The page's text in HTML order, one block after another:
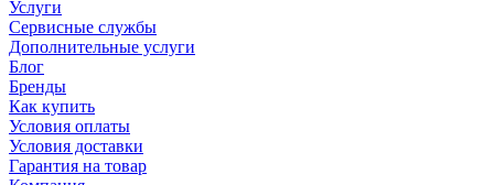
Услуги
Сервисные службы
Дополнительные услуги
Блог
Бренды
Как купить
Условия оплаты
Условия доставки
Гарантия на товар